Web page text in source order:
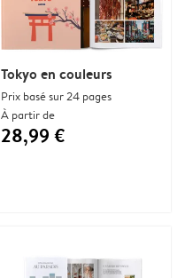
Tokyo en couleurs
Prix basé sur 24 pages
À partir de
28,99 €